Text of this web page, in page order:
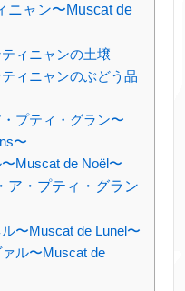
ニャン〜Muscat de
ィニャンの土壌
ィニャンのぶどう品
プティ・グラン〜
〜
Muscat de Noël〜
ア・プティ・グラン
〜Muscat de Lunel〜
ル〜Muscat de